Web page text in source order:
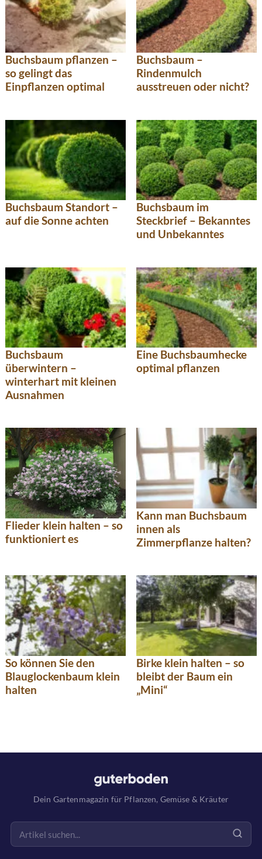
Buchsbaum pflanzen –
so gelingt das
Einpflanzen optimal
Buchsbaum –
Rindenmulch
ausstreuen oder nicht?
Buchsbaum Standort –
auf die Sonne achten
Buchsbaum im
Steckbrief – Bekanntes
und Unbekanntes
Buchsbaum
überwintern –
winterhart mit kleinen
Ausnahmen
Eine Buchsbaumhecke
optimal pflanzen
Flieder klein halten – so
funktioniert es
Kann man Buchsbaum
innen als
Zimmerpflanze halten?
So können Sie den
Blauglockenbaum klein
halten
Birke klein halten – so
bleibt der Baum ein
„Mini“
Dein Gartenmagazin für Pflanzen, Gemüse & Kräuter